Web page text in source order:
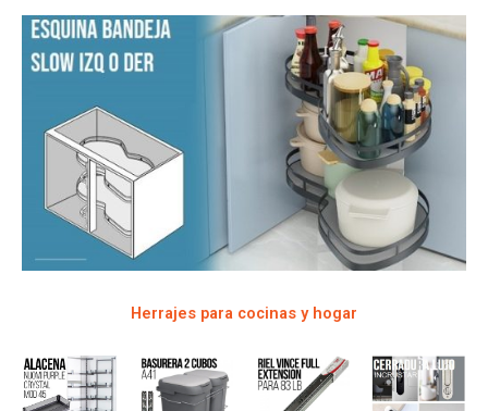
Herrajes para cocinas y hogar